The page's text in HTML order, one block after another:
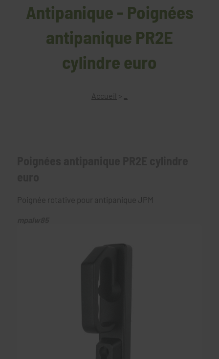
Antipanique - Poignées
antipanique PR2E
cylindre euro
Accueil >
Poignée rotative pour antipanique JPM